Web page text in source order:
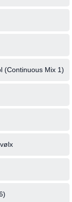
(Continuous Mix 1)